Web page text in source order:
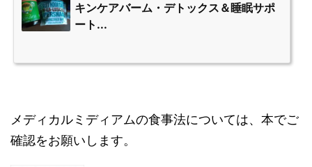
キンケアバーム・デトックス＆睡眠サポ
ート...
メディカルミディアムの食事法については、本でご
確認をお願いします。